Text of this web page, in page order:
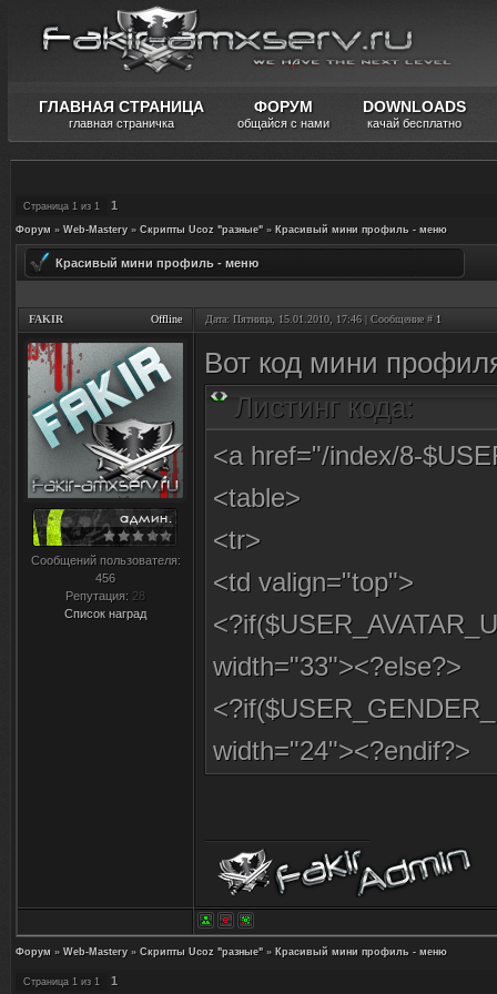
ГЛАВНАЯ СТРАНИЦА
главная страничка
ФОРУМ
общайся с нами
DOWNLOADS
качай бесплатно
Страница 1 из 1 1
Форум » Web-Mastery » Скрипты Ucoz "разные" » Красивый мини профиль - меню
Красивый мини профиль - меню
FAKIR Offline Дата: Пятница, 15.01.2010, 17:46 | Сообщение # 1
Сообщений пользователя:
456
Репутация: 28
Список наград
Вот код мини
Листинг кода:
<a href="/index/8-
<table>
<tr>
<td valign="top">
width="33"><?else?>
width="24"><?endif?>
width="24"><?endif?>
<?endif?>
</td><td valign="top">
<b><span
Форум » Web-Mastery » Скрипты Ucoz "разные" » Красивый мини профиль - меню
Страница 1 из 1 1